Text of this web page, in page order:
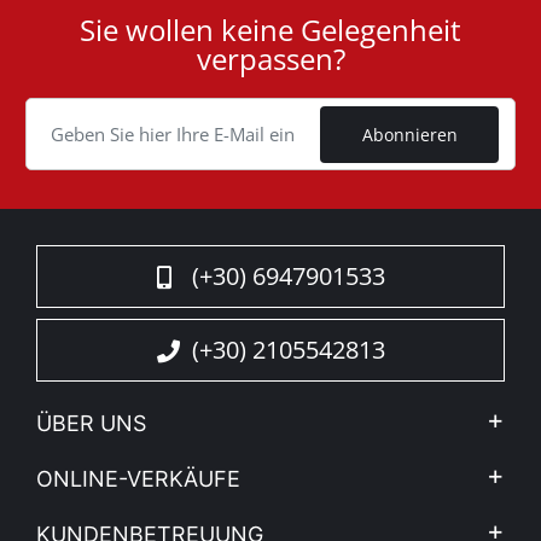
Cookie
Sie wollen keine Gelegenheit
verpassen?
Abonnieren
(+30) 6947901533
(+30) 2105542813
ÜBER UNS
Firma
ONLINE-VERKÄUFE
Mein Konto
KUNDENBETREUUNG